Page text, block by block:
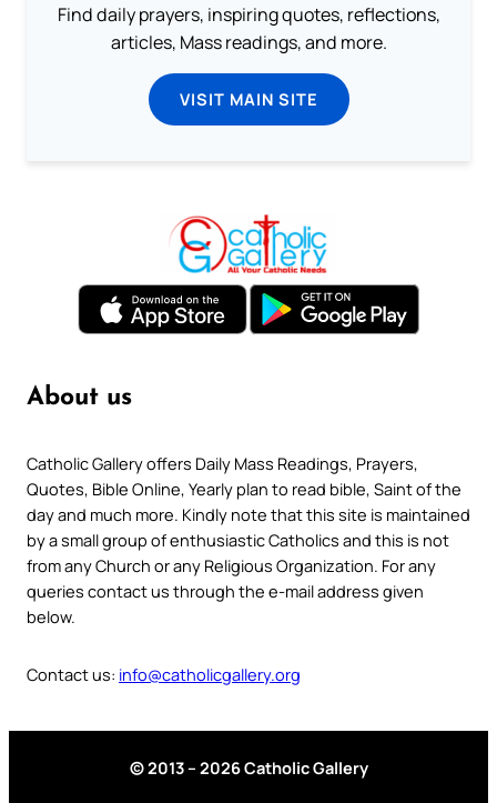
Find daily prayers, inspiring quotes, reflections,
articles, Mass readings, and more.
VISIT MAIN SITE
About us
Catholic Gallery offers Daily Mass Readings, Prayers,
Quotes, Bible Online, Yearly plan to read bible, Saint of the
day and much more. Kindly note that this site is maintained
by a small group of enthusiastic Catholics and this is not
from any Church or any Religious Organization. For any
queries contact us through the e-mail address given
below.
Contact us: info@catholicgallery.org
© 2013 – 2026 Catholic Gallery